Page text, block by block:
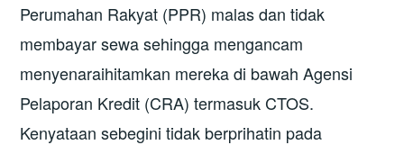
Perumahan Rakyat (PPR) malas dan tidak
membayar sewa sehingga mengancam
menyenaraihitamkan mereka di bawah Agensi
Pelaporan Kredit (CRA) termasuk CTOS.
Kenyataan sebegini tidak berprihatin pada